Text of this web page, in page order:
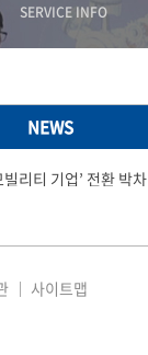
SERVICE INFO
NEWS
리티 기업’ 전환 박차
사이트맵